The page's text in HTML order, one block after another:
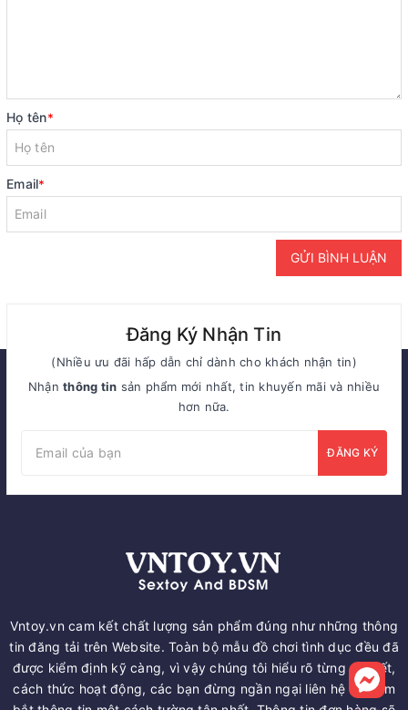
Họ tên*
Email*
GỬI BÌNH LUẬN
Đăng Ký Nhận Tin
(Nhiều ưu đãi hấp dẫn chỉ dành cho khách nhận tin)
Nhậnthông tin sản phẩm mới nhất, tin khuyến mãi và nhiều
hơn nữa.
ĐĂNG KÝ
Vntoy.vn cam kết chất lượng sản phẩm đúng như những thông
tin đăng tải trên Website. Toàn bộ mẫu đồ chơi tình dục đều đã
được kiểm định kỹ càng, vì vậy chúng tôi hiểu rõ từng chi tiết,
cách thức hoạt động, các bạn đừng ngần ngại liên hệ để nắm